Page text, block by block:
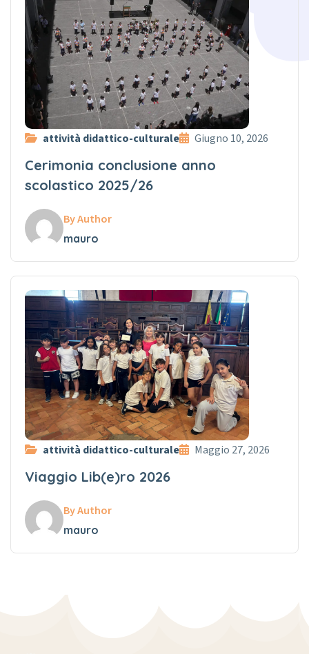
attività didattico-culturale Giugno 10, 2026
Cerimonia conclusione anno
scolastico 2025/26
By Author
mauro
attività didattico-culturale Maggio 27, 2026
Viaggio Lib(e)ro 2026
By Author
mauro